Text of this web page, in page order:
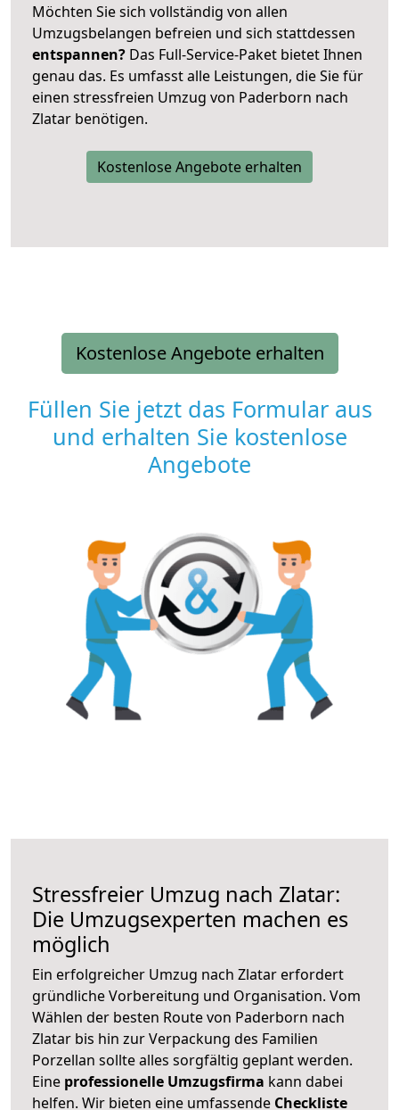
Möchten Sie sich vollständig von allen
Umzugsbelangen befreien und sich stattdessen
entspannen? Das Full-Service-Paket bietet Ihnen
genau das. Es umfasst alle Leistungen, die Sie für
einen stressfreien Umzug von Paderborn nach
Zlatar benötigen.
Kostenlose Angebote erhalten
Kostenlose Angebote erhalten
Füllen Sie jetzt das Formular aus
und erhalten Sie kostenlose
Angebote
Stressfreier Umzug nach Zlatar:
Die Umzugsexperten machen es
möglich
Ein erfolgreicher Umzug nach Zlatar erfordert
gründliche Vorbereitung und Organisation. Vom
Wählen der besten Route von Paderborn nach
Zlatar bis hin zur Verpackung des Familien
Porzellan sollte alles sorgfältig geplant werden.
Eine professionelle Umzugsfirma kann dabei
helfen. Wir bieten eine umfassende Checkliste